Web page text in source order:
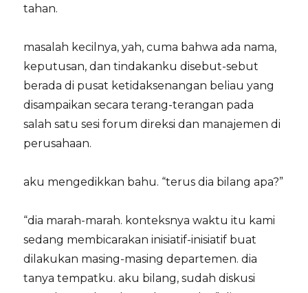
tahan.
masalah kecilnya, yah, cuma bahwa ada nama,
keputusan, dan tindakanku disebut-sebut
berada di pusat ketidaksenangan beliau yang
disampaikan secara terang-terangan pada
salah satu sesi forum direksi dan manajemen di
perusahaan.
aku mengedikkan bahu. “terus dia bilang apa?”
“dia marah-marah. konteksnya waktu itu kami
sedang membicarakan inisiatif-inisiatif buat
dilakukan masing-masing departemen. dia
tanya tempatku. aku bilang, sudah diskusi